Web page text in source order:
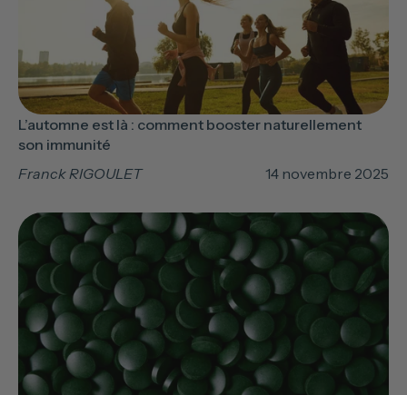
L’automne est là : comment booster naturellement
son immunité
Franck RIGOULET
14 novembre 2025